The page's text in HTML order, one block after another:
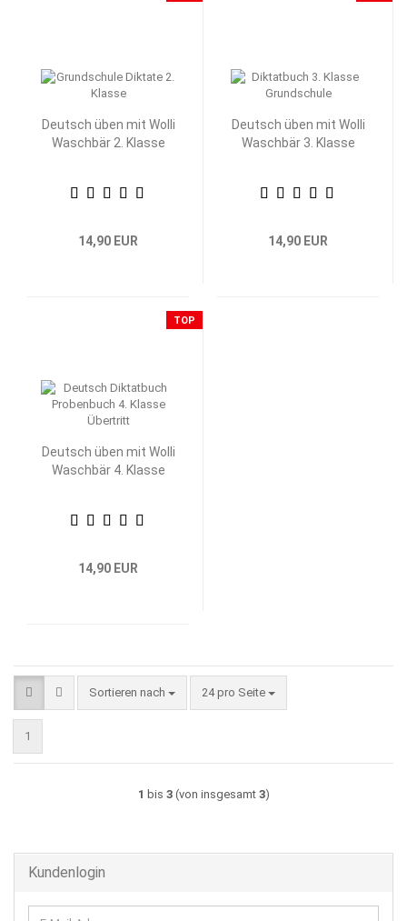
Deutsch üben mit Wolli
Waschbär 2. Klasse
14,90 EUR
Deutsch üben mit Wolli
Waschbär 3. Klasse
14,90 EUR
TOP
Deutsch üben mit Wolli
Waschbär 4. Klasse
14,90 EUR
Sortieren nach
Sortieren nach 24 pro Seite
pro Seite
1
1 bis 3(von insgesamt 3)
Kundenlogin